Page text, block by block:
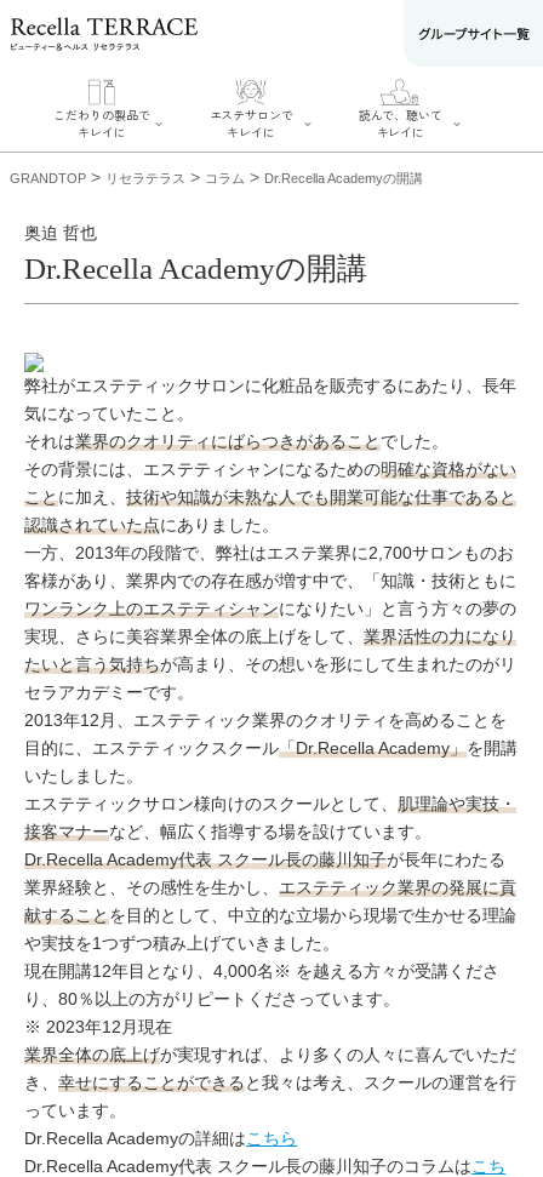
こだわりの製品で
キレイに
こだわりの製品で
SERIES#01 私た
ちについて
SERIES#02 水へ
のこだわり
SERIES#03 無添
加化粧品について
エステサロンで
キレイに
エステサロンでキ
す
リフティング認定
とは？
肌改善のプロと
は？
読んで、聴いて
キレイに
糖質制限レシピ一
覧
ルコンテンツ
お悩みから記事を
探す
ニキビ 日焼け 首
のしわ 敏感肌 た
コラム
GRANDTOP > リセラテラス > コラム > Dr.Recella Academyの開講
奥迫 哲也
Dr.Recella Academyの開講
弊社がエステティックサロンに化粧品を販売するにあたり、長年
気になっていたこと。
それは業界のクオリティにばらつきがあることでした。
その背景には、エステティシャンになるための明確な資格がない
ことに加え、 技術や知識が未熟な人でも開業可能な仕事であると
認識されていた点にありました。
一方、2013年の段階で、弊社はエステ業界に2,700サロンものお
客様があり、業界内での存在感が増す中で、「知識・技術ともに
ワンランク上のエステティシャンになりたい」と言う方々の夢の
実現、さらに美容業界全体の底上げをして、 業界活性の力になり
たいと言う気持ちが高まり、その想いを形にして生まれたのがリ
セラアカデミーです。
2013年12月、エステティック業界のクオリティを高めることを
目的に、エステティックスクール「Dr.Recella Academy」を開講
いたしました。
エステティックサロン様向けのスクールとして、 肌理論や実技・
接客マナーなど、幅広く指導する場を設けています。
Dr.Recella Academy代表 スクール長の藤川知子が長年にわたる
業界経験と、その感性を生かし、 エステティック業界の発展に貢
献することを目的として、中立的な立場から現場で生かせる理論
や実技を1つずつ積み上げていきました。
現在開講12年目となり、4,000名※ を越える方々が受講くださ
り、80％以上の方がリピートくださっています。
※ 2023年12月現在
業界全体の底上げが実現すれば、より多くの人々に喜んでいただ
き、 幸せにすることができると我々は考え、スクールの運営を行
っています。
Dr.Recella Academyの詳細はこちら
Dr.Recella Academy代表 スクール長の藤川知子のコラムはこち